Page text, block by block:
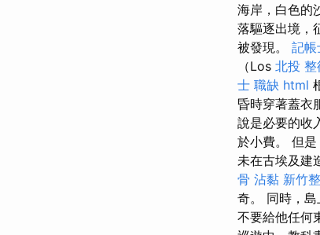
海岸，白色的
落驅逐出境，
被發現。 記帳
（Los 北投 整
士 職缺 html
昏時穿著蓋衣
說是必要的收
於小費。 但
未在古埃及建
骨 沾黏 新竹
奇。 同時，
不要給他任何